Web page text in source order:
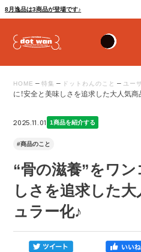
8月逸品は3商品が登場です♪
HOME – 特集 – ドットわんのこと – ユー
に！安全と美味しさを追求した大人気
2025.11.01 1商品を紹介する
#商品のこと
“骨の滋養”をワン
しさを追求した
ュラー化♪